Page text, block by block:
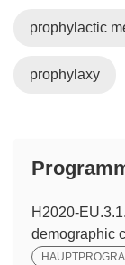
prophylactic
prophylaxy
H2020-
demographic